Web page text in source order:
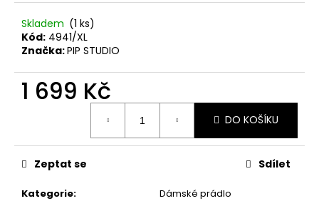
Skladem (1 ks)
Kód: 4941/XL
Značka:PIP STUDIO
1 699 Kč
DO KOŠÍKU
Kategorie:
Dámské prádlo
Zeptat se Sdílet
u
č
u
j
e
m